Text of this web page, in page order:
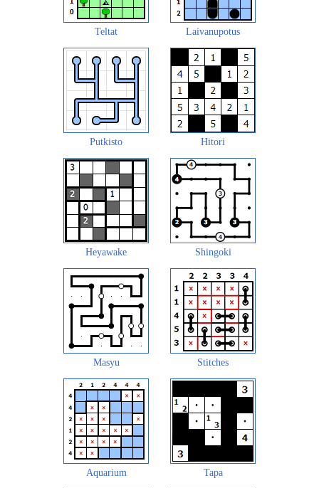
Teltat Laivanupotus
Putkisto Hitori
Heyawake Shingoki
Masyu Stitches
Aquarium Tapa